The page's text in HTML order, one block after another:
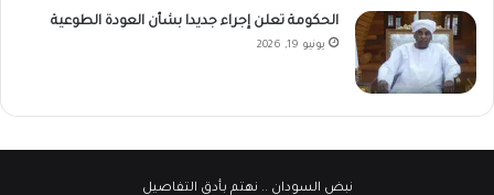
الحكومة تعلن إجراء جديدا بشأن العودة الطوعية
يونيو 19, 2026
نبض السودان .. نهتم بأدق التفاصيل